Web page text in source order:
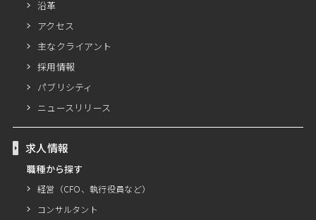
沿革
アクセス
主なクライアント
採用情報
パブリシティ
ニュースリリース
求人情報
職種から探す
経営（CFO、執行役員など）
コンサルタント